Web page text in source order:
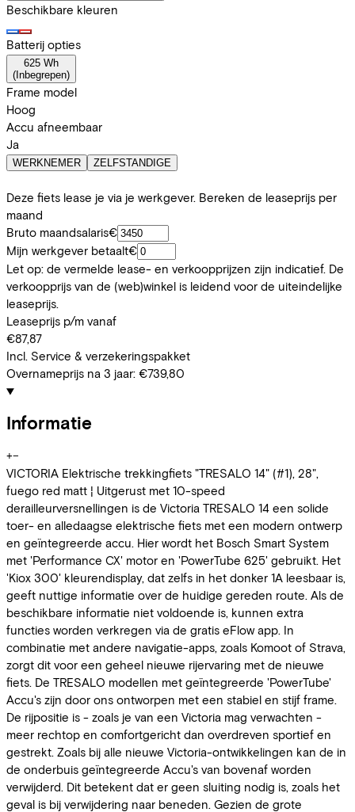
Beschikbare kleuren
Batterij opties
625 Wh
( Inbegrepen)
Frame model
Hoog
Accu afneembaar
Ja
WERKNEMER ZELFSTANDIGE
Deze fiets lease je via je werkgever. Bereken de leaseprijs per
maand
Bruto maandsalaris€
Mijn werkgever betaalt€
Let op: de vermelde lease- en verkoopprijzen zijn indicatief. De
verkoopprijs van de (web)winkel is leidend voor de uiteindelijke
leaseprijs.
Leaseprijs p/m vanaf
€87,87
Incl. Service & verzekeringspakket
Overnameprijs na 3 jaar: €739,80
Informatie
+−
VICTORIA Elektrische trekkingfiets "TRESALO 14" (#1), 28",
fuego red matt ¦ Uitgerust met 10-speed
derailleurversnellingen is de Victoria TRESALO 14 een solide
toer- en alledaagse elektrische fiets met een modern ontwerp
en geïntegreerde accu. Hier wordt het Bosch Smart System
met 'Performance CX' motor en 'PowerTube 625' gebruikt. Het
'Kiox 300' kleurendisplay, dat zelfs in het donker 1A leesbaar is,
geeft nuttige informatie over de huidige gereden route. Als de
beschikbare informatie niet voldoende is, kunnen extra
functies worden verkregen via de gratis eFlow app. In
combinatie met andere navigatie-apps, zoals Komoot of Strava,
zorgt dit voor een geheel nieuwe rijervaring met de nieuwe
fiets. De TRESALO modellen met geïntegreerde 'PowerTube'
Accu's zijn door ons ontworpen met een stabiel en stijf frame.
De rijpositie is - zoals je van een Victoria mag verwachten -
meer rechtop en comfortgericht dan overdreven sportief en
gestrekt. Zoals bij alle nieuwe Victoria-ontwikkelingen kan de in
de onderbuis geïntegreerde Accu's van bovenaf worden
verwijderd. Dit betekent dat er geen sluiting nodig is, zoals het
geval is bij verwijdering naar beneden. Gezien de grote